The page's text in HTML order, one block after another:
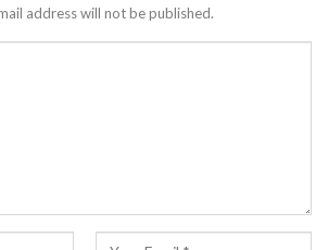
address will not be published.